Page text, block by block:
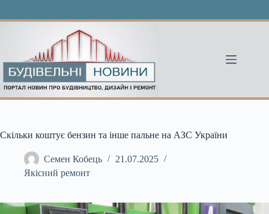
Скільки коштує бензин та інше пальне на АЗС України
Семен Кобець
21.07.2025
Якісний ремонт